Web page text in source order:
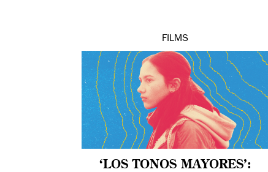
FILMS
‘LOS TONOS MAYORES’: